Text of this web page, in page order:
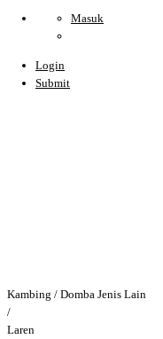
Masuk
Login
Submit
Kambing / Domba Jenis Lain
/
Laren